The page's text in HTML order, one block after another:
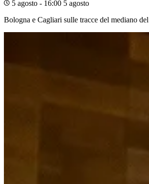
5 agosto - 16:00 5 agosto
Bologna e Cagliari sulle tracce del mediano